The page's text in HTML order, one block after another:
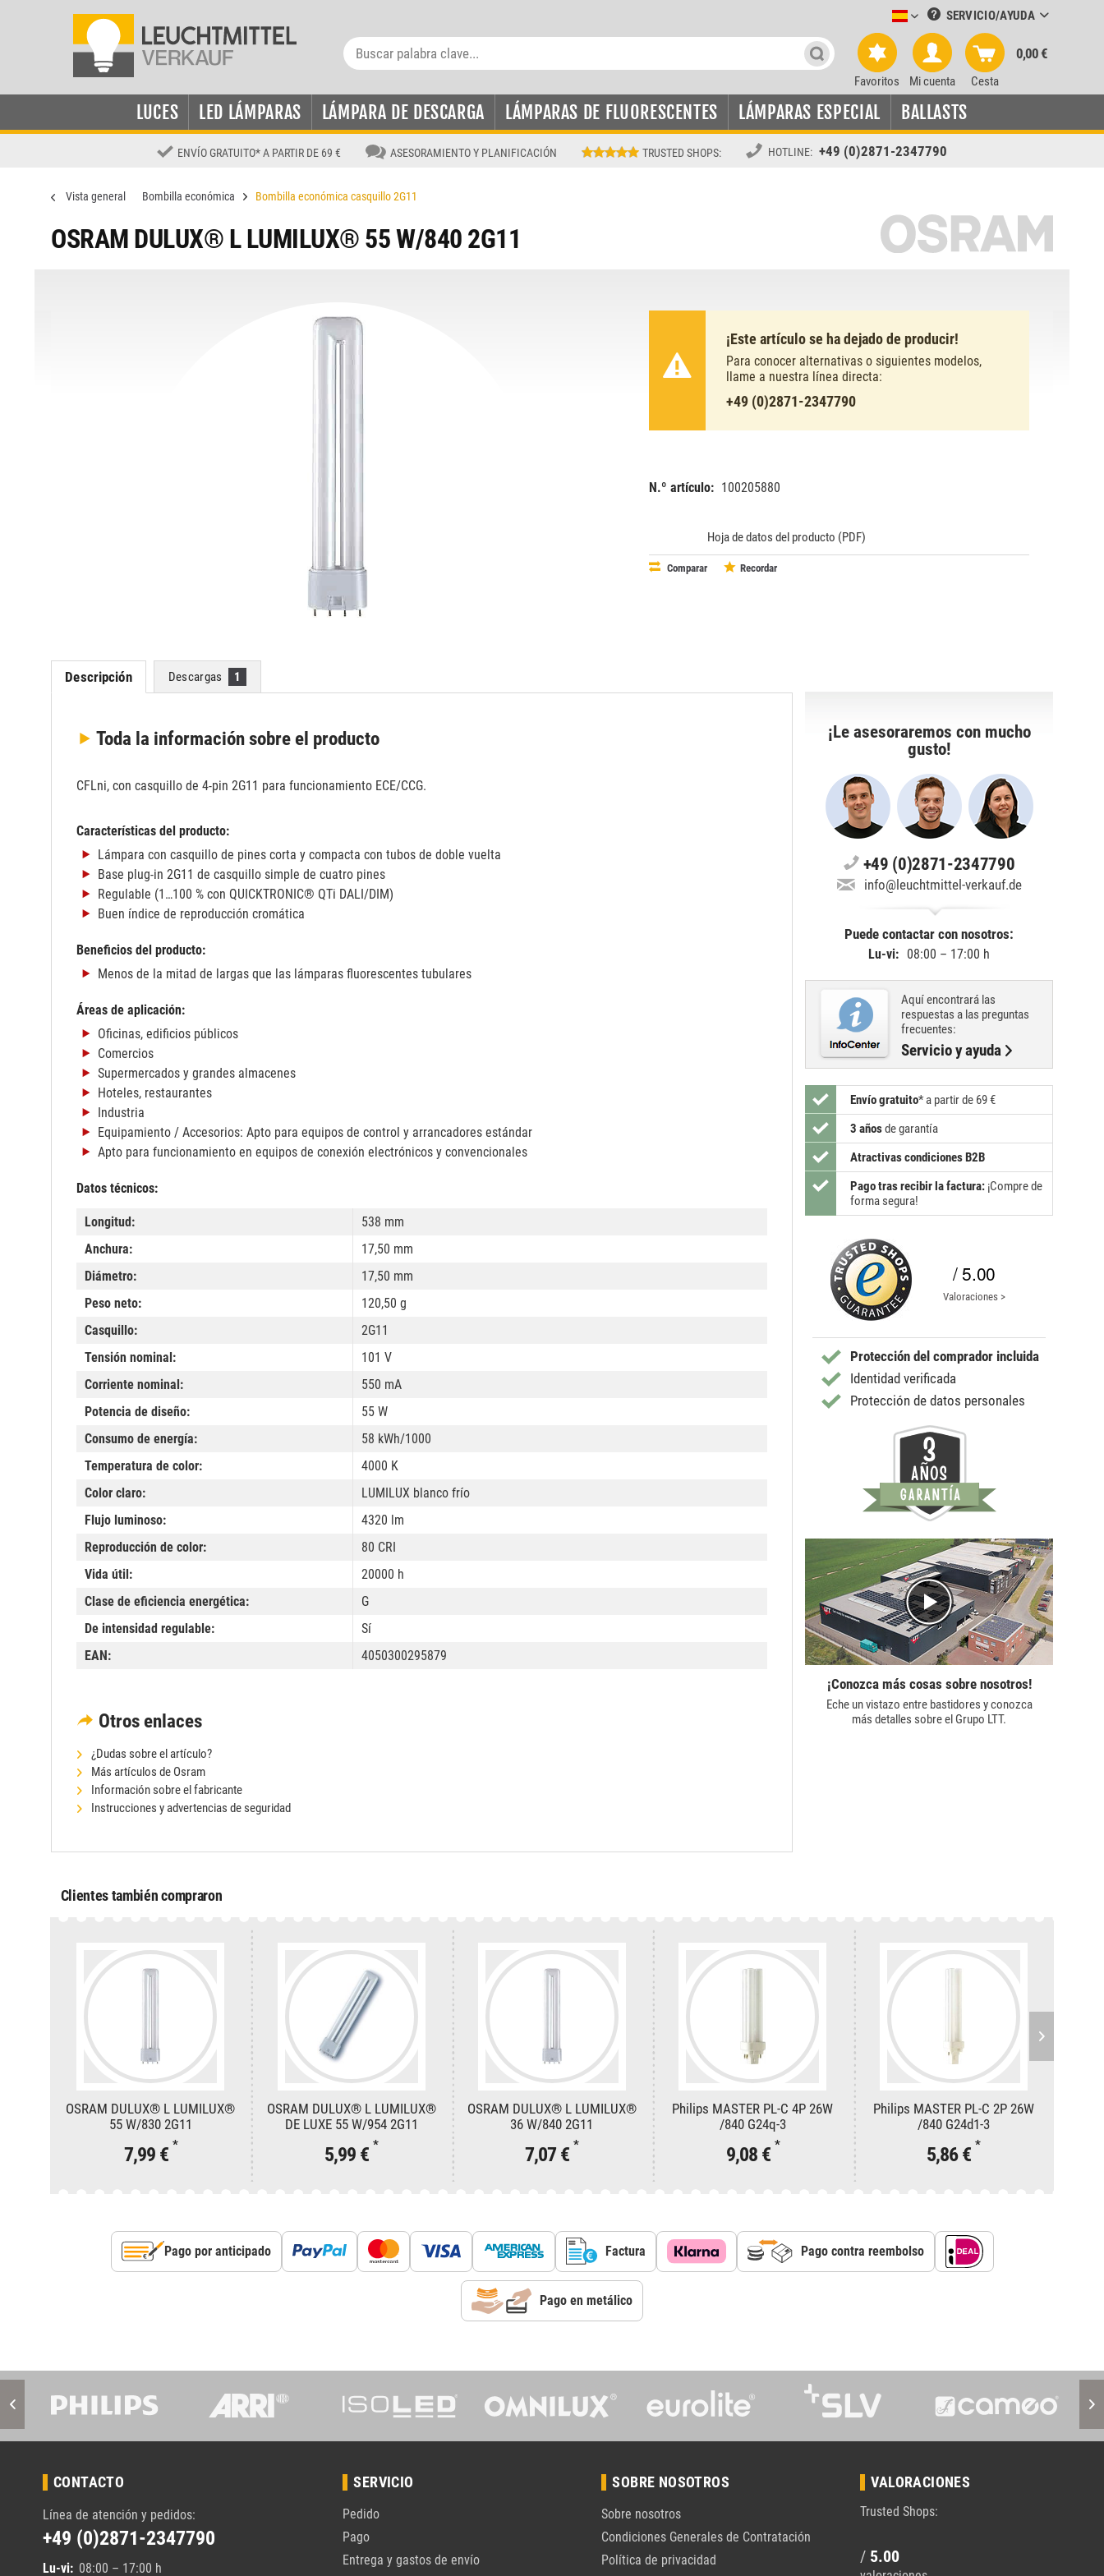
Leuchtmittel-Verkauf spanisch
SERVICIO/AYUDA
Favoritos Mi cuenta Cesta
0,00 €
LUCES LED LÁMPARAS LÁMPARA DE DESCARGA LÁMPARAS DE FLUORESCENTES LÁMPARAS ESPECIAL BALLASTS
ENVÍO GRATUITO* A PARTIR DE 69 € ASESORAMIENTO Y PLANIFICACIÓN TRUSTED SHOPS: HOTLINE: +49 (0)2871-2347790
Vista general Bombilla económica Bombilla económica casquillo 2G11
OSRAM DULUX® L LUMILUX® 55 W/840 2G11
¡Este artículo se ha dejado de producir!
Para conocer alternativas o siguientes modelos,
llame a nuestra línea directa:
+49 (0)2871-2347790
N.º artículo: 100205880
Hoja de datos del producto (PDF)
Comparar Recordar
Descripción Descargas 1
Toda la informaciónsobre el producto
CFLni, con casquillo de 4-pin 2G11 para funcionamiento ECE/CCG.
Características del producto:
Lámpara con casquillo de pines corta y compacta con tubos de doble vuelta
Base plug-in 2G11 de casquillo simple de cuatro pines
Regulable (1…100 % con QUICKTRONIC® QTi DALI/DIM)
Buen índice de reproducción cromática
Beneficios del producto:
Menos de la mitad de largas que las lámparas fluorescentes tubulares
Áreas de aplicación:
Oficinas, edificios públicos
Comercios
Supermercados y grandes almacenes
Hoteles, restaurantes
Industria
Equipamiento / Accesorios: Apto para equipos de control y arrancadores estándar
Apto para funcionamiento en equipos de conexión electrónicos y convencionales
Datos técnicos:
Longitud:
538 mm
Anchura:
17,50 mm
Diámetro:
17,50 mm
Peso neto:
120,50 g
Casquillo:
2G11
Tensión nominal:
101 V
Corriente nominal:
550 mA
Potencia de diseño:
55 W
Consumo de energía:
58 kWh/1000
Temperatura de color:
4000 K
Color claro:
LUMILUX blanco frío
Flujo luminoso:
4320 lm
Reproducción de color:
80 CRI
Vida útil:
20000 h
Clase de eficiencia energética:
G
De intensidad regulable:
Sí
EAN:
4050300295879
Otros enlaces
¿Dudas sobre el artículo?
Más artículos de Osram
Información sobre el fabricante
Instrucciones y advertencias de seguridad
¡Le asesoraremos con mucho
gusto!
+49 (0)2871-2347790
info@leuchtmittel-verkauf.de
Puede contactar con nosotros:
Lu-vi: 08:00 – 17:00 h
Aquí encontrará las
respuestas a las preguntas
frecuentes:
Servicio y ayuda
Envío gratuito* a partir de 69 €
3 añosde garantía
Atractivas condiciones B2B
Pago tras recibir la factura: ¡Compre de
forma segura!
/ 5.00
Valoraciones >
Protección del comprador incluida
Identidad verificada
Protección de datos personales
¡Conozca más cosas sobre nosotros!
Eche un vistazo entre bastidores y conozca
más detalles sobre el Grupo LTT.
Clientes también compraron
OSRAM DULUX® L LUMILUX®
55 W/830 2G11
7,99 € *
OSRAM DULUX® L LUMILUX®
DE LUXE 55 W/954 2G11
5,99 € *
OSRAM DULUX® L LUMILUX®
36 W/840 2G11
7,07 € *
Philips MASTER PL-C 4P 26W
/840 G24q-3
9,08 € *
Philips MASTER PL-C 2P 26W
/840 G24d1-3
5,86 € *
Pago por anticipado Factura Pago contra reembolso
Pago en metálico
CONTACTO
Línea de atención y pedidos:
+49 (0)2871-2347790
Lu-vi: 08:00 – 17:00 h
SERVICIO
Pedido
Pago
Entrega y gastos de envío
SOBRE NOSOTROS
Sobre nosotros
Condiciones Generales de Contratación
Política de privacidad
VALORACIONES
Trusted Shops:
/ 5.00